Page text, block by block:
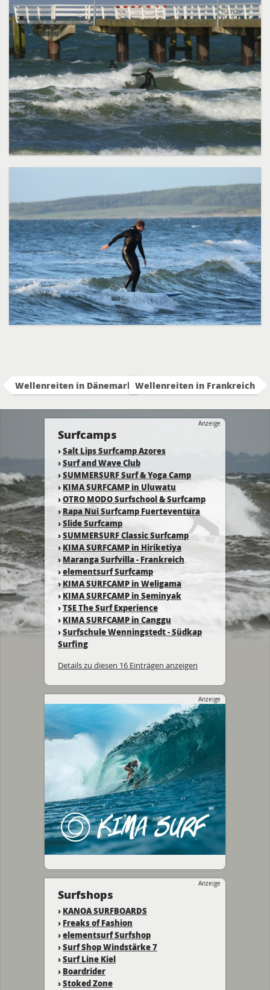
Wellenreiten in Dänemark Wellenreiten in Frankreich
Anzeige
Surfcamps
›Salt Lips Surfcamp Azores
›Surf and Wave Club
›SUMMERSURF Surf & Yoga Camp
› KIMA SURFCAMP in Uluwatu
›OTRO MODO Surfschool & Surfcamp
›Rapa Nui Surfcamp Fuerteventura
›Slide Surfcamp
›SUMMERSURF Classic Surfcamp
› KIMA SURFCAMP in Hiriketiya
› Maranga Surfvilla - Frankreich
›elementsurf Surfcamp
› KIMA SURFCAMP in Weligama
› KIMA SURFCAMP in Seminyak
›TSE The Surf Experience
› KIMA SURFCAMP in Canggu
›Surfschule Wenningstedt - Südkap
Surfing
Details zu diesen 16 Einträgen anzeigen
Anzeige
Anzeige
Surfshops
› KANOA SURFBOARDS
› Freaks of Fashion
›elementsurf Surfshop
›Surf Shop Windstärke 7
›Surf Line Kiel
› Boardrider
›Stoked Zone